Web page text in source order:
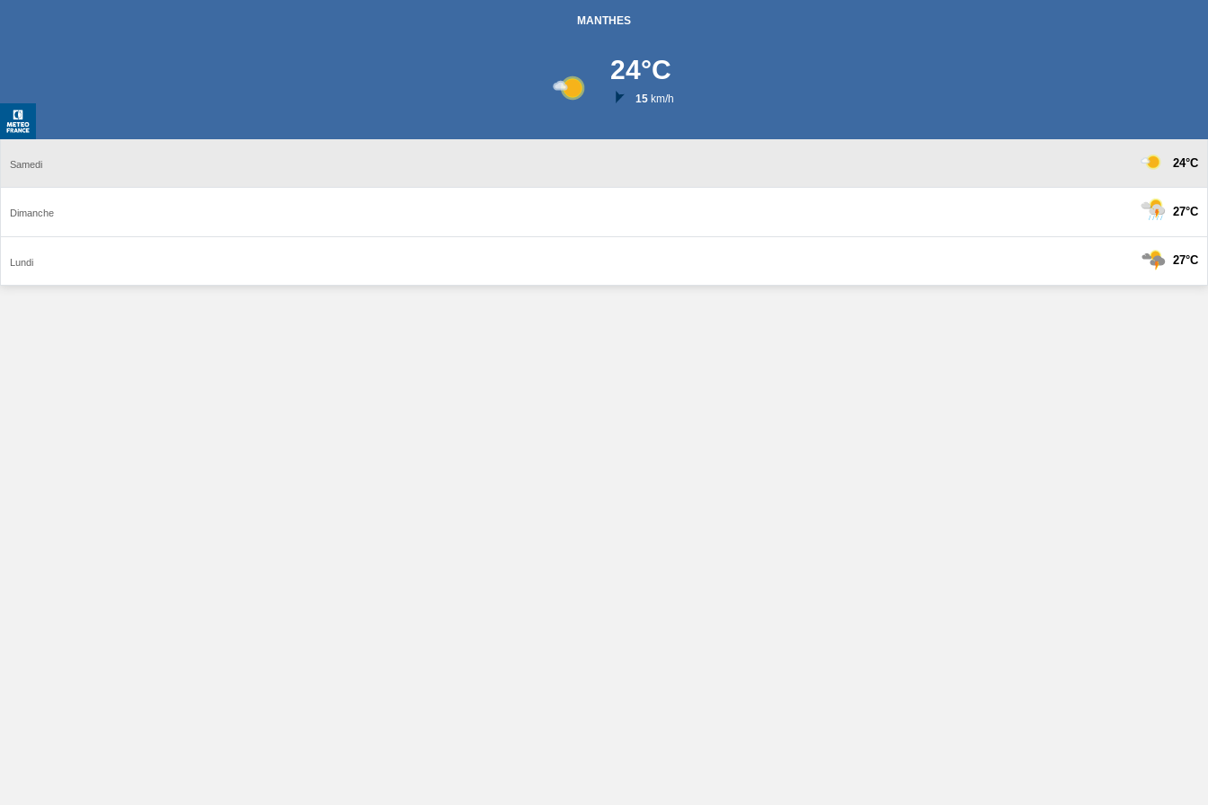
MANTHES
24°C
15km/h
Samedi 24°C
Dimanche 27°C
Lundi 27°C